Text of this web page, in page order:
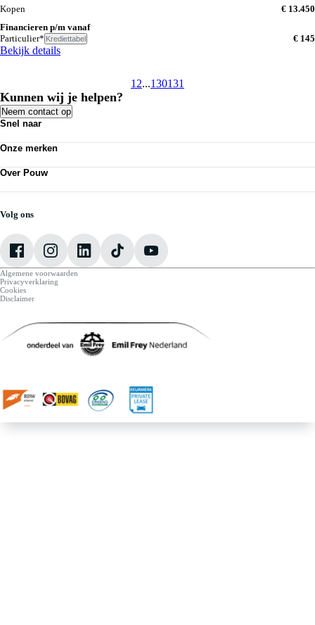
Kopen
€ 13.450
Financieren p/m vanaf
Particulier* Krediettabel € 145
Bekijk details
1 2...130131
Kunnen wij je helpen?
Neem contact op
Snel naar
Bedrijfswagens
Nieuws
Vestigingen
Onze merken
Audi
Škoda
VW Bedrijfswagens
Over Pouw
Over Pouw
Vacatures
Volg ons
Algemene voorwaarden
Privacyverklaring
Cookies
Disclaimer